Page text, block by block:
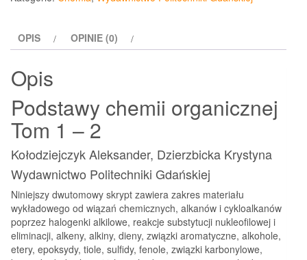
organicznej
1-OPIS OPINIE (0)
Opis
Podstawy chemii organicznej
Tom 1 – 2
Kołodziejczyk Aleksander, Dzierzbicka Krystyna
Wydawnictwo Politechniki Gdańskiej
Niniejszy dwutomowy skrypt zawiera zakres materiału
wykładowego od wiązań chemicznych, alkanów i cykloalkanów
poprzez halogenki alkilowe, reakcje substytucji nukleofilowej i
eliminacji, alkeny, alkiny, dieny, związki aromatyczne, alkohole,
etery, epoksydy, tiole, sulfidy, fenole, związki karbonylowe,